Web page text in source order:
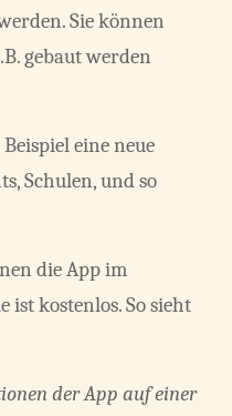
Sie können
gebaut werden
eine neue
Schulen, und so
die App im
ist kostenlos. So sieht
der App auf einer